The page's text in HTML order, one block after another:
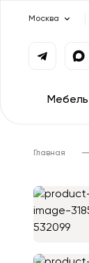
Москва
Главная